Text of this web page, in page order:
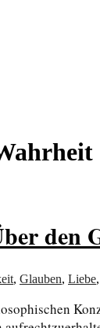
den
, Glauben, Liebe,